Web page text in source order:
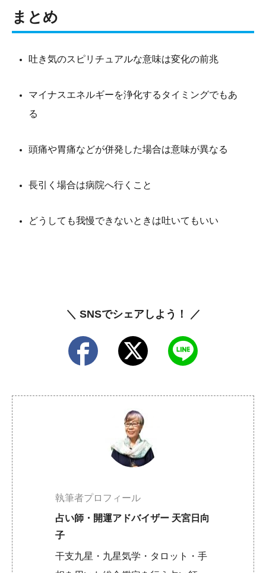
まとめ
吐き気のスピリチュアルな意味は変化の前兆
マイナスエネルギーを浄化するタイミングでもあ
る
頭痛や胃痛などが併発した場合は意味が異なる
長引く場合は病院へ行くこと
どうしても我慢できないときは吐いてもいい
＼ SNSでシェアしよう！ ／
執筆者プロフィール
占い師・開運アドバイザー 天宮日向
子
干支九星・九星気学・タロット・手